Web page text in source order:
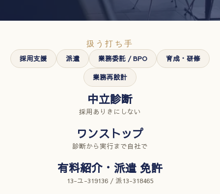
扱う打ち手
採用支援
派遣 業務委託 / BPO
育成・研修
業務再設計
中立診断
採用ありきにしない
ワンストップ
診断から実行まで自社で
有料紹介・派遣 免許
13-ユ-319136 / 派13-318465